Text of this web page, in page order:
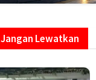
Jangan Lewatkan